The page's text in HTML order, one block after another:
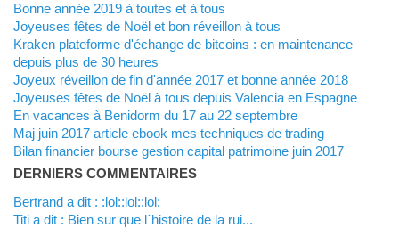
Bonne année 2019 à toutes et à tous
Joyeuses fêtes de Noël et bon réveillon à tous
Kraken plateforme d'échange de bitcoins : en maintenance
depuis plus de 30 heures
Joyeux réveillon de fin d'année 2017 et bonne année 2018
Joyeuses fêtes de Noël à tous depuis Valencia en Espagne
En vacances à Benidorm du 17 au 22 septembre
Maj juin 2017 article ebook mes techniques de trading
Bilan financier bourse gestion capital patrimoine juin 2017
DERNIERS COMMENTAIRES
Bertrand a dit : :lol::lol::lol:
titi a dit : Bien sur que l´histoire de la rui...